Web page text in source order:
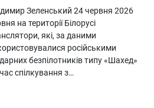
Зеленський 24 червня 2026
на території Білорусі
які, за даними
російськими
безпілотників типу «Шахед»
час спілкування з…